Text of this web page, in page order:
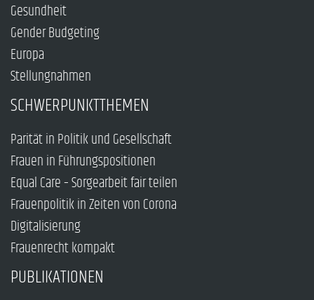
Gesundheit
Gender Budgeting
Europa
Stellungnahmen
SCHWERPUNKTTHEMEN
Parität in Politik und Gesellschaft
Frauen in Führungspositionen
Equal Care – Sorgearbeit fair teilen
Frauenpolitik in Zeiten von Corona
Digitalisierung
Frauenrecht kompakt
PUBLIKATIONEN